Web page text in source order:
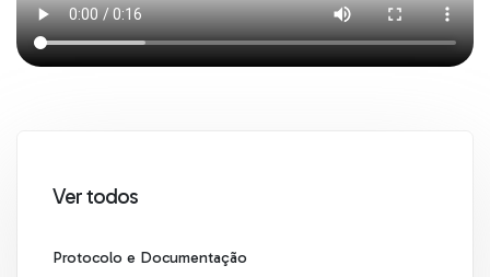
Ver todos
Protocolo e Documentação